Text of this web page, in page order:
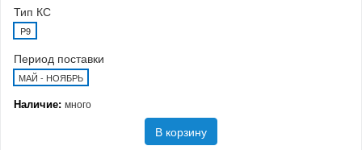
Тип КС
P9
Период поставки
МАЙ - НОЯБРЬ
Наличие: много
В корзину